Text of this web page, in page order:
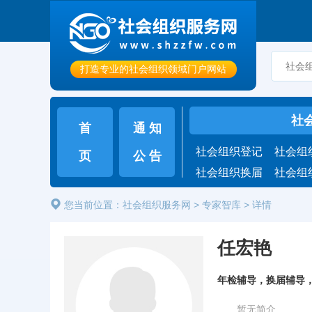
打造专业的社会组织领域门户网站
首
页
通 知
公 告
社
社会组织登记
社会组
社会组织换届
社会组
您当前位置： 社会组织服务网 > 专家智库 > 详情
任宏艳
年检辅导，换届辅导
暂无简介